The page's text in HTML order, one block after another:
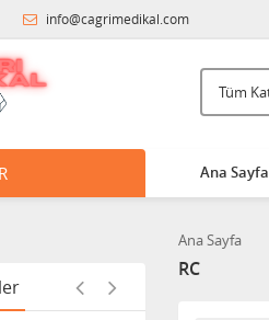
info@cagrimedikal.com
Ana Sayfa
Destek
Ana Sayfa
RC